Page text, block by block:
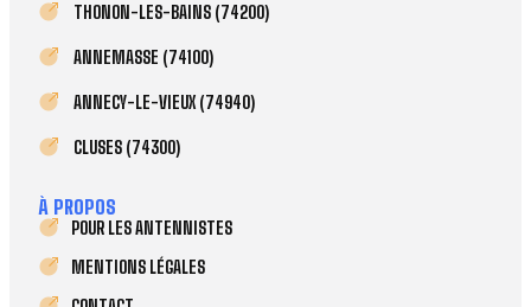
THONON-LES-BAINS (74200)
ANNEMASSE (74100)
ANNECY-LE-VIEUX (74940)
CLUSES (74300)
À PROPOS
POUR LES ANTENNISTES
MENTIONS LÉGALES